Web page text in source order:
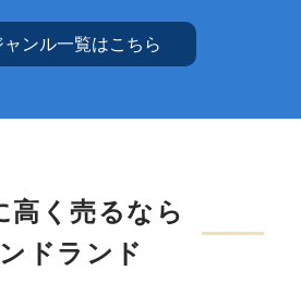
ャンル一覧はこちら
高く売るなら
ドランド